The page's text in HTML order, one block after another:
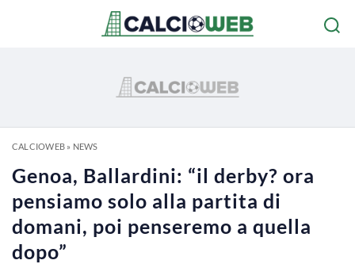
CALCIOWEB» NEWS
Genoa, Ballardini: “il derby? ora
pensiamo solo alla partita di
domani, poi penseremo a quella
dopo”